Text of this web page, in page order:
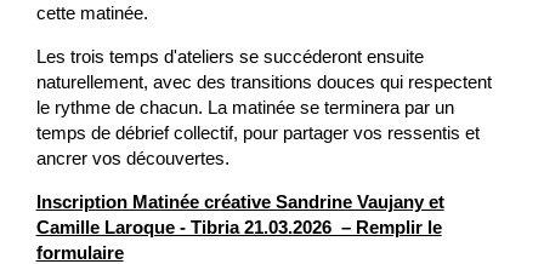
cette matinée.
Les trois temps d'ateliers se succéderont ensuite
naturellement, avec des transitions douces qui respectent
le rythme de chacun. La matinée se terminera par un
temps de débrief collectif, pour partager vos ressentis et
ancrer vos découvertes.
Inscription Matinée créative Sandrine Vaujany et
Camille Laroque - Tibria 21.03.2026 – Remplir le
formulaire